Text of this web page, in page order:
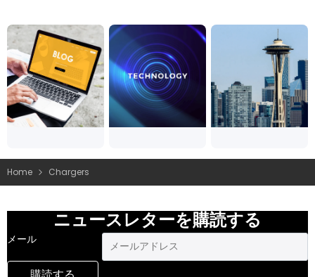
Home Chargers
ニュースレターを購読する
メール